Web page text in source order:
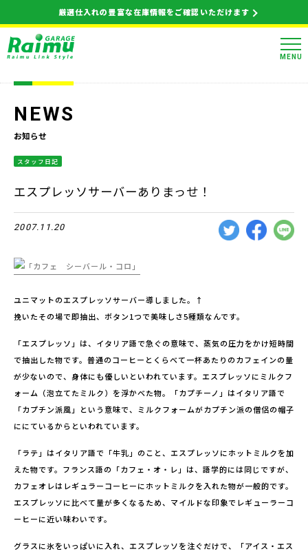
厳選仕入れの豊富な在庫情報をご確認いただけます
MENU
NEWS
お知らせ
スタッフ日記
エスプレッソサーバーありまっせ！
2007.11.20
ユニマットのエスプレッソサーバー導しました。↑
挽いたその場で即抽出、ボタン1つで美味しさ5種類なんです。
「エスプレッソ」は、イタリア語で急ぐの意味で、蒸気の圧力をかけ短時間
で抽出した物です。普通のコーヒーとくらべて一杯あたりのカフェインの量
が少ないので、身体にも優しいといわれています。エスプレッソにミルクフ
ォーム（泡立てたミルク）を浮かべた物。「カプチーノ」はイタリア語で
「カプチン派風」という意味で、ミルクフォームがカプチン派の僧侶の帽子
ににているからといわれています。
「ラテ」はイタリア語で「牛乳」のこと、エスプレッソにホットミルクを加
えた物です。フランス語の「カフェ・オ・レ」は、語学的には同じですが、
カフェオレはレギュラーコーヒーにホットミルクを入れた物が一般的です。
エスプレッソに比べて量が多くなるため、マイルドな印象でレギューラーコ
ーヒーに近い味わいです。
グラスに氷をいっぱいに入れ、エスプレッソを注ぐだけで、「アイス・エス